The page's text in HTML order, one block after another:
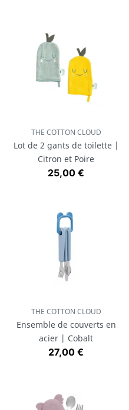
THE COTTON CLOUD
Lot de 2 gants de toilette |
Citron et Poire
Prix
25,00 €
THE COTTON CLOUD
Ensemble de couverts en
acier | Cobalt
Prix
27,00 €